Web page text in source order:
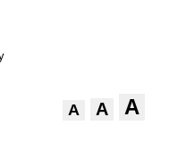
A A A